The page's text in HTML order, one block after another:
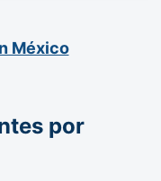
México
por